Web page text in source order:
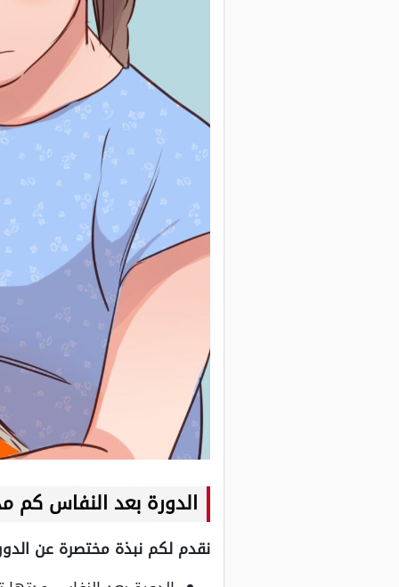
الدورة بعد النفاس كم
نقدم لكم نبذة مختصرة عن